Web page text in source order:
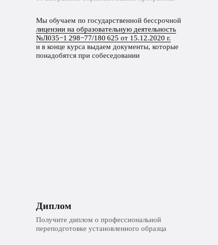
Мы обучаем по государственной бессрочной
лицензии на образовательную деятельность
№Л035−1 298−77/180 625 от 15.12.2020 г.
и в конце курса выдаем документы, которые
понадобятся при собеседовании
Диплом
Получите диплом о профессиональной
переподготовке установленного образца